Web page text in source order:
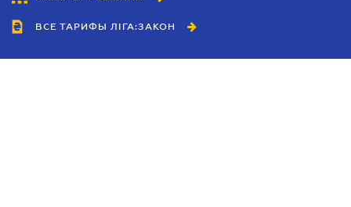
ВСЕ ТАРИФЫ ЛІГА:ЗАКОН